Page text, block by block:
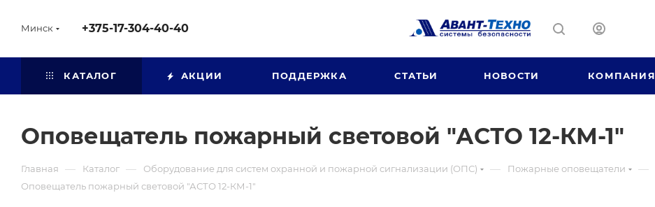
Минск +375-17-304-40-40
КАТАЛОГ АКЦИИ ПОДДЕРЖКА СТАТЬИ НОВОСТИ КОМПАНИЯ
Оповещатель пожарный световой "АСТО 12-КМ-1"
Главная — Каталог — Оборудование для систем охранной и пожарной сигнализации (ОПС) — Пожарные оповещатели —
Оповещатель пожарный световой "АСТО 12-КМ-1"